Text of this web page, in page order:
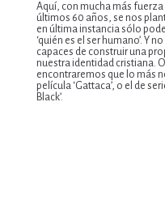
Aquí, con mucha más
últimos 60 años, se nos
en última instancia sólo
‘quién es el ser humano’. Y
capaces de construir una
nuestra identidad cristiana.
encontraremos que lo más
película ‘Gattaca’, o el de
Black’.